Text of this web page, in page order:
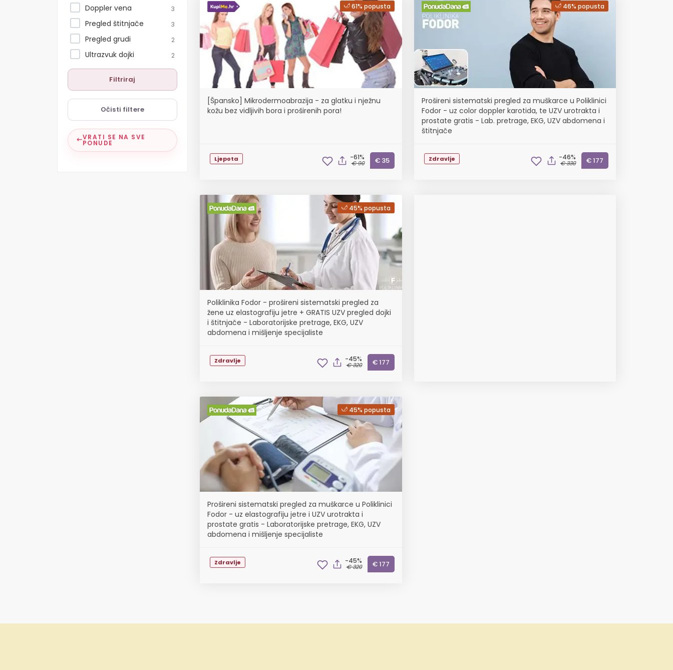
Doppler vena 3
Pregled štitnjače 3
Pregled grudi 2
Ultrazvuk dojki 2
Filtriraj
Očisti filtere
VRATI SE NA SVE
PONUDE
61% popusta
[Špansko] Mikrodermoabrazija - za glatku i nježnu
kožu bez vidljivih bora i proširenih pora!
Ljepota -61%
€ 90 € 35
46% popusta
Prošireni sistematski pregled za muškarce u Poliklinici
Fodor - uz color doppler karotida, te UZV urotrakta i
prostate gratis - Lab. pretrage, EKG, UZV abdomena i
štitnjače
Zdravlje -46%
€ 330 € 177
45% popusta
Poliklinika Fodor - prošireni sistematski pregled za
žene uz elastografiju jetre + GRATIS UZV pregled dojki
i štitnjače - Laboratorijske pretrage, EKG, UZV
abdomena i mišljenje specijaliste
Zdravlje -45%
€ 320 € 177
45% popusta
Prošireni sistematski pregled za muškarce u Poliklinici
Fodor - uz elastografiju jetre i UZV urotrakta i
prostate gratis - Laboratorijske pretrage, EKG, UZV
abdomena i mišljenje specijaliste
Zdravlje -45%
€ 320 € 177